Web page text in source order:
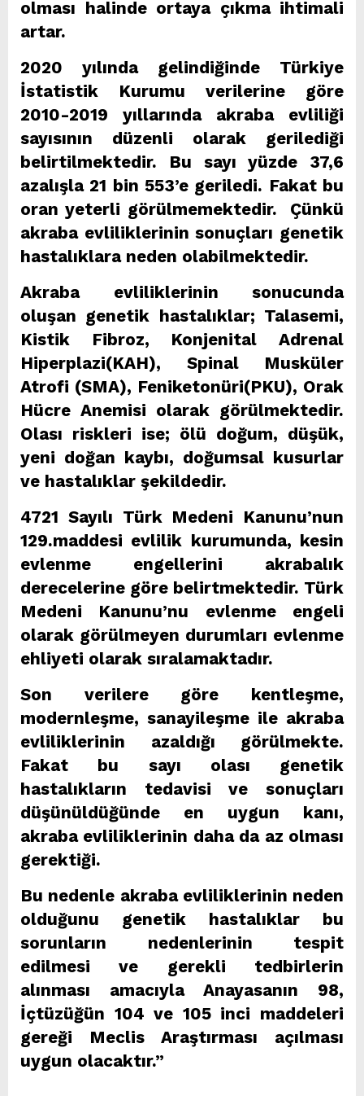
olması halinde ortaya çıkma ihtimali
artar.
2020 yılında gelindiğinde Türkiye
İstatistik Kurumu verilerine göre
2010-2019 yıllarında akraba evliliği
sayısının düzenli olarak gerilediği
belirtilmektedir. Bu sayı yüzde 37,6
azalışla 21 bin 553’e geriledi. Fakat bu
oran yeterli görülmemektedir. Çünkü
akraba evliliklerinin sonuçları genetik
hastalıklara neden olabilmektedir.
Akraba evliliklerinin sonucunda
oluşan genetik hastalıklar; Talasemi,
Kistik Fibroz, Konjenital Adrenal
Hiperplazi(KAH), Spinal Musküler
Atrofi (SMA), Feniketonüri(PKU), Orak
Hücre Anemisi olarak görülmektedir.
Olası riskleri ise; ölü doğum, düşük,
yeni doğan kaybı, doğumsal kusurlar
ve hastalıklar şekildedir.
4721 Sayılı Türk Medeni Kanunu’nun
129.maddesi evlilik kurumunda, kesin
evlenme engellerini akrabalık
derecelerine göre belirtmektedir. Türk
Medeni Kanunu’nu evlenme engeli
olarak görülmeyen durumları evlenme
ehliyeti olarak sıralamaktadır.
Son verilere göre kentleşme,
modernleşme, sanayileşme ile akraba
evliliklerinin azaldığı görülmekte.
Fakat bu sayı olası genetik
hastalıkların tedavisi ve sonuçları
düşünüldüğünde en uygun kanı,
akraba evliliklerinin daha da az olması
gerektiği.
Bu nedenle akraba evliliklerinin neden
olduğunu genetik hastalıklar bu
sorunların nedenlerinin tespit
edilmesi ve gerekli tedbirlerin
alınması amacıyla Anayasanın 98,
İçtüzüğün 104 ve 105 inci maddeleri
gereği Meclis Araştırması açılması
uygun olacaktır.”